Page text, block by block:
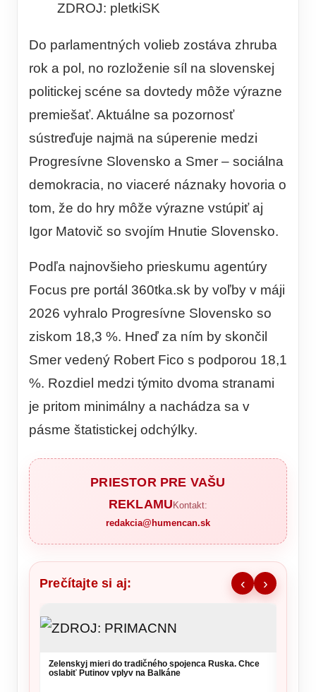
ZDROJ: pletkiSK
Do parlamentných volieb zostáva zhruba
rok a pol, no rozloženie síl na slovenskej
politickej scéne sa dovtedy môže výrazne
premiešať. Aktuálne sa pozornosť
sústreďuje najmä na súperenie medzi
Progresívne Slovensko a Smer – sociálna
demokracia, no viaceré náznaky hovoria o
tom, že do hry môže výrazne vstúpiť aj
Igor Matovič so svojím Hnutie Slovensko.
Podľa najnovšieho prieskumu agentúry
Focus pre portál 360tka.sk by voľby v máji
2026 vyhralo Progresívne Slovensko so
ziskom 18,3 %. Hneď za ním by skončil
Smer vedený Robert Fico s podporou 18,1
%. Rozdiel medzi týmito dvoma stranami
je pritom minimálny a nachádza sa v
pásme štatistickej odchýlky.
PRIESTOR PRE VAŠU
REKLAMU Kontakt:
redakcia@humencan.sk
Prečítajte si aj: ‹ ›
Zelenskyj mieri do tradičného spojenca Ruska. Chce
oslabiť Putinov vplyv na Balkáne